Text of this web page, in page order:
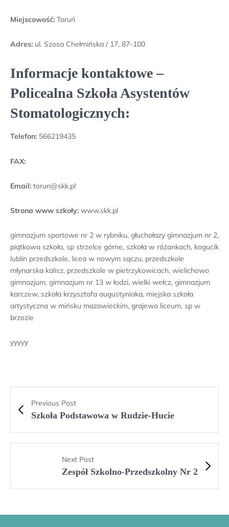
Miejscowość: Toruń
Adres: ul. Szosa Chełmińska / 17, 87-100
Informacje kontaktowe –
Policealna Szkoła Asystentów
Stomatologicznych:
Telefon: 566219435
FAX:
Email: torun@skk.pl
Strona www szkoły: www.skk.pl
gimnazjum sportowe nr 2 w rybniku, głuchołazy gimnazjum nr 2,
piątkowa szkoła, sp strzelce górne, szkoła w różankach, kogucik
lublin przedszkole, licea w nowym sączu, przedszkole
młynarska kalisz, przedszkole w pietrzykowicach, wielichowo
gimnazjum, gimnazjum nr 13 w łodzi, wielki wełcz, gimnazjum
karczew, szkoła krzysztofa augustyniaka, miejska szkoła
artystyczna w mińsku mazowieckim, grajewo liceum, sp w
brzozie
yyyyy
Previous Post
Szkoła Podstawowa w Rudzie-Hucie
Next Post
Zespół Szkolno-Przedszkolny Nr 2